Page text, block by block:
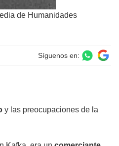
de Humanidades
Síguenos en:
y las preocupaciones de la